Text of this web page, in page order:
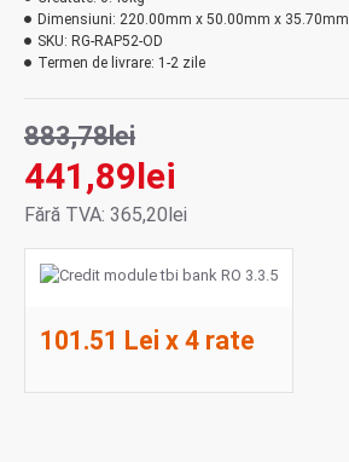
441,89lei
883,78lei
Fără TVA: 365,20lei
Dimensiuni: 220.00mm x 50.00mm x 35.70mm
SKU: RG-RAP52-OD
Termen de livrare: 1-2 zile
101.51 Lei x 4 rate